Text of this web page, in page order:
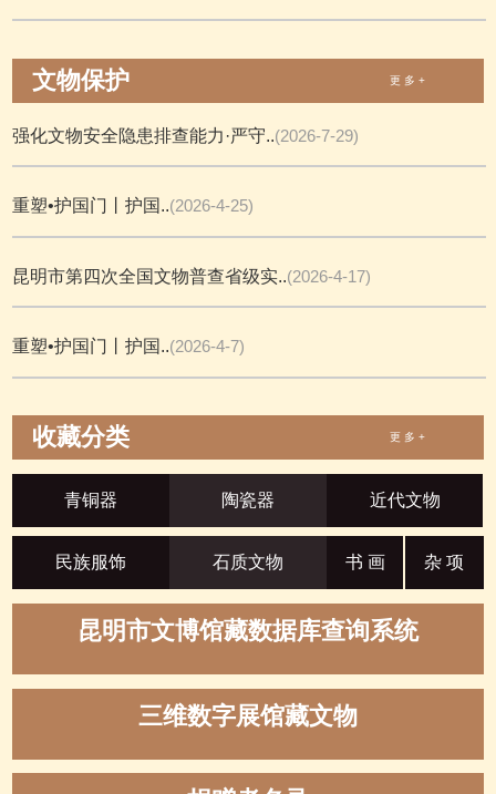
文物保护 更 多 +
强化文物安全隐患排查能力·严守..(2026-7-29)
重塑•护国门丨护国..(2026-4-25)
昆明市第四次全国文物普查省级实..(2026-4-17)
重塑•护国门丨护国..(2026-4-7)
收藏分类 更 多 +
青铜器 陶瓷器 近代文物
民族服饰 石质文物 书 画 杂 项
昆明市文博馆藏数据库查询系统
三维数字展馆藏文物